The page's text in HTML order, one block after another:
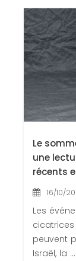
Le
une
récents
16/10/
Les
peuvent
Israël, la ...